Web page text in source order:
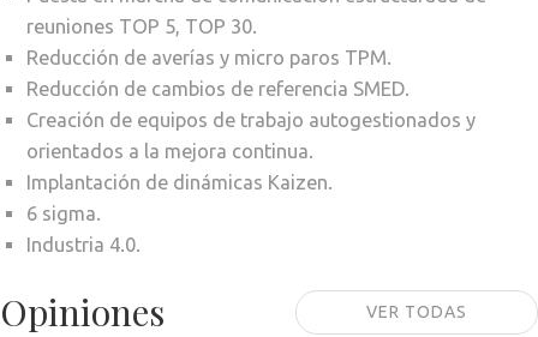
reuniones TOP 5, TOP 30.
Reducción de averías y micro paros TPM.
Reducción de cambios de referencia SMED.
Creación de equipos de trabajo autogestionados y
orientados a la mejora continua.
Implantación de dinámicas Kaizen.
6 sigma.
Industria 4.0.
Opiniones VER TODAS